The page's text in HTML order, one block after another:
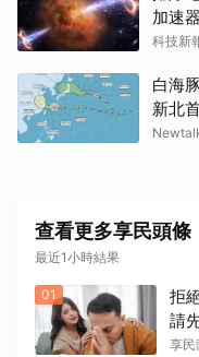
加速
科技新
白海
新北
查看更多享民頭條
最近1小時結果
01
拒
請
享民